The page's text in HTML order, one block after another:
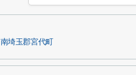
南埼玉郡宮代町